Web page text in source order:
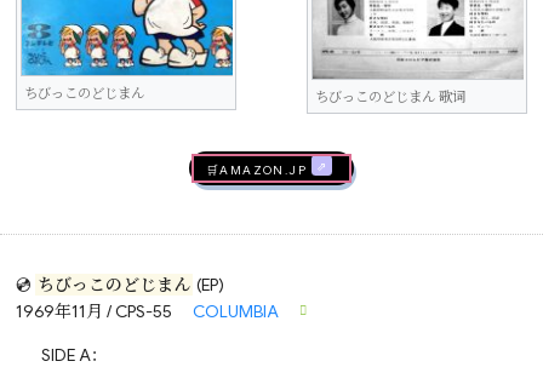
ちびっこのどじまん ちびっこのどじまん 歌词
🛒AMAZON.jp
💿 ちびっこのどじまん (EP)
1969年11月 / CPS-55
COLUMBIA
SIDE A：